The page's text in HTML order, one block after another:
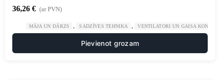
36,26 € (ar PVN)
MĀJA UN DĀRZS SADZĪVES TEHNIKA VENTILATORI UN GAISA
Pievienot grozam